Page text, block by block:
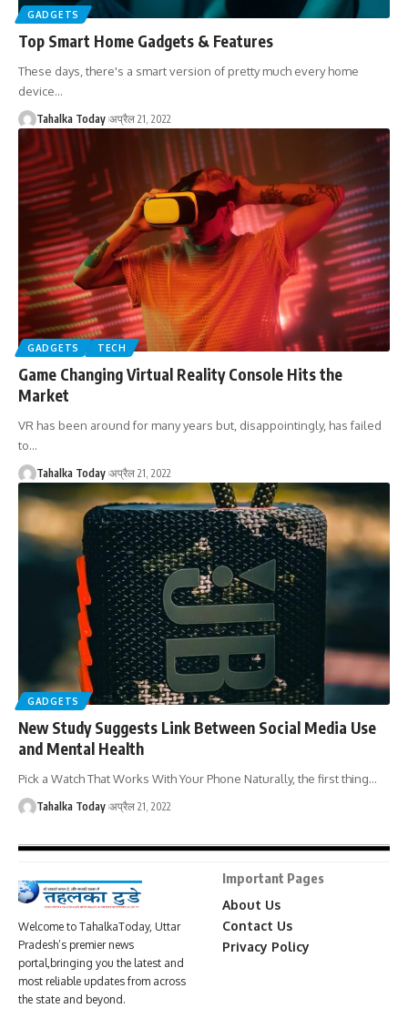
GADGETS
Top Smart Home Gadgets & Features
These days, there's a smart version of pretty much every home
device…
Tahalka Today अप्रैल 21, 2022
GADGETS TECH
Game Changing Virtual Reality Console Hits the
Market
VR has been around for many years but, disappointingly, has failed
to…
Tahalka Today अप्रैल 21, 2022
GADGETS
New Study Suggests Link Between Social Media Use
and Mental Health
Pick a Watch That Works With Your Phone Naturally, the first thing…
Tahalka Today अप्रैल 21, 2022
Welcome to TahalkaToday, Uttar
Pradesh’s premier news
portal,bringing you the latest and
most reliable updates from across
the state and beyond.
Important Pages
About Us
Contact Us
Privacy Policy